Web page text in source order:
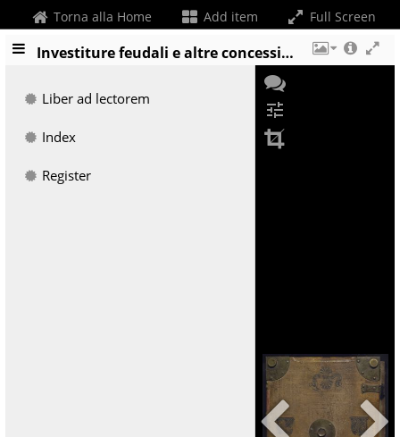
Torna alla Home Add item Full Screen
Investiture feudali e altre concessioni del vescovo Giorgio di Liechtenstein
Liber ad lectorem
Index
Register
tune